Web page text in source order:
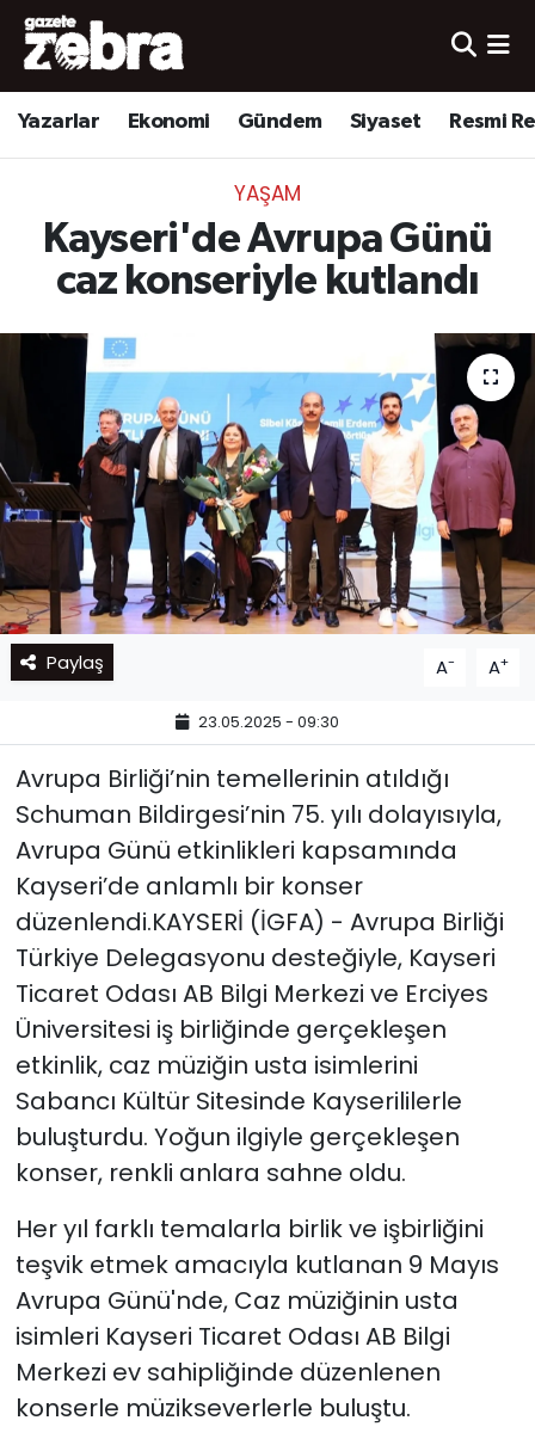
Yazarlar Ekonomi Gündem Siyaset Resmi
YAŞAM
Kayseri'de Avrupa Günü
caz konseriyle kutlandı
Paylaş A- A+
23.05.2025 - 09:30
Avrupa Birliği’nin temellerinin atıldığı
Schuman Bildirgesi’nin 75. yılı dolayısıyla,
Avrupa Günü etkinlikleri kapsamında
Kayseri’de anlamlı bir konser
düzenlendi.KAYSERİ (İGFA) - Avrupa Birliği
Türkiye Delegasyonu desteğiyle, Kayseri
Ticaret Odası AB Bilgi Merkezi ve Erciyes
Üniversitesi iş birliğinde gerçekleşen
etkinlik, caz müziğin usta isimlerini
Sabancı Kültür Sitesinde Kayserililerle
buluşturdu. Yoğun ilgiyle gerçekleşen
konser, renkli anlara sahne oldu.
Her yıl farklı temalarla birlik ve işbirliğini
teşvik etmek amacıyla kutlanan 9 Mayıs
Avrupa Günü'nde, Caz müziğinin usta
isimleri Kayseri Ticaret Odası AB Bilgi
Merkezi ev sahipliğinde düzenlenen
konserle müzikseverlerle buluştu.
Yazarlar
Ekonomi
Yerel
Spor
Nöbetçi Eczaneler
Hava Durumu
Süper Lig Puan Durumu ve Fikstür
Tüm Manşetler
Son Dakika Haberleri
Haber Arşivi